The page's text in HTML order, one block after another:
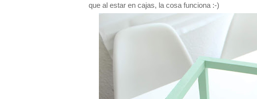
que al estar en cajas, la cosa funciona :-)